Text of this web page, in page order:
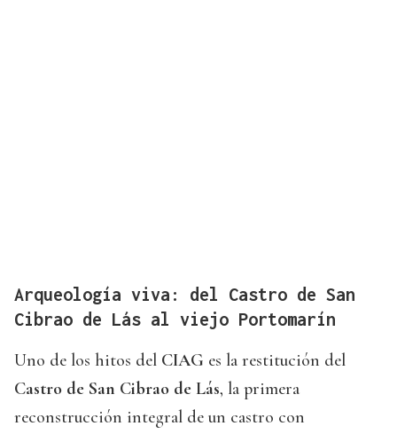
Arqueología viva: del Castro de San
Cibrao de Lás al viejo Portomarín
Uno de los hitos del CIAG es la restitución del
Castro de San Cibrao de Lás, la primera
reconstrucción integral de un castro con